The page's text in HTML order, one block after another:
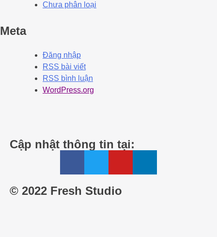
Chưa phân loại
Meta
Đăng nhập
RSS bài viết
RSS bình luận
WordPress.org
Cập nhật thông tin tại:
© 2022 Fresh Studio